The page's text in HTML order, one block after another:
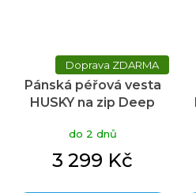
ZDARMA
Pánská péřová vesta
HUSKY na zip Deep
do 2 dnů
3 299 Kč